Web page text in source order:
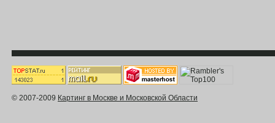
© 2007-2009 Картинг в Москве и Московской Области